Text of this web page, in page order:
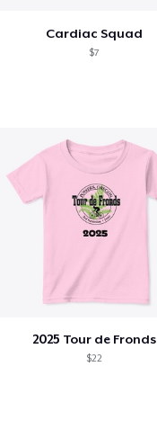
Cardiac Squad
$7
2025 Tour de Fronds
$22